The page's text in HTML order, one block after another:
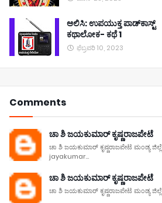
ಆಲಿಸಿ: ಉಪಯುಕ್ತ ಪಾಡ್‌ಕಾಸ್ಟ್‌
ಕಥಾಲೋಕ- ಕಥೆ 1
ಫೆಬ್ರವರಿ 10, 2023
Comments
ಚಾ ಶಿ ಜಯಕುಮಾರ್ ಕೃಷ್ಣರಾಜಪೇಟೆ
ಚಾ ಶಿ ಜಯಕುಮಾರ್ ಕೃಷ್ಣರಾಜಪೇಟೆ ಮಂಡ್ಯ ಜಿಲ್ಲೆ
jayakumar...
ಚಾ ಶಿ ಜಯಕುಮಾರ್ ಕೃಷ್ಣರಾಜಪೇಟೆ
ಚಾ ಶಿ ಜಯಕುಮಾರ್ ಕೃಷ್ಣರಾಜಪೇಟೆ ಮಂಡ್ಯ ಜಿಲ್ಲೆ